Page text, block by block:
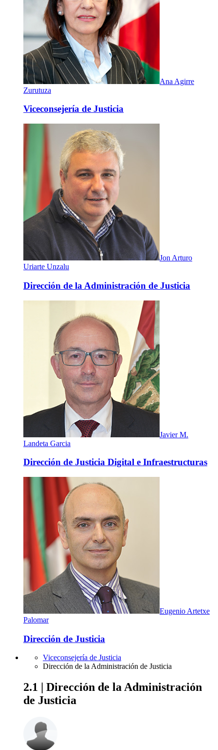
Ana Agirre
Zurutuza
Viceconsejería de Justicia
Jon Arturo
Uriarte Unzalu
Dirección de la Administración de Justicia
Javier M.
Landeta Garcia
Dirección de Justicia Digital e Infraestructuras
Eugenio Artetxe
Palomar
Dirección de Justicia
Viceconsejería de Justicia
Dirección de la Administración de Justicia
2.1 | Dirección de la Administración
de Justicia